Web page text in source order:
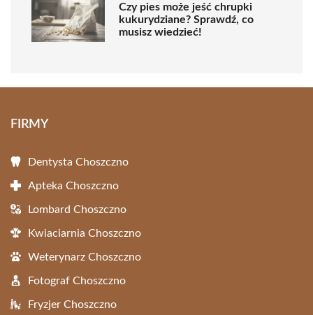
Czy pies może jeść chrupki
kukurydziane? Sprawdź, co
musisz wiedzieć!
FIRMY
Dentysta Choszczno
Apteka Choszczno
Lombard Choszczno
Kwiaciarnia Choszczno
Weterynarz Choszczno
Fotograf Choszczno
Fryzjer Choszczno